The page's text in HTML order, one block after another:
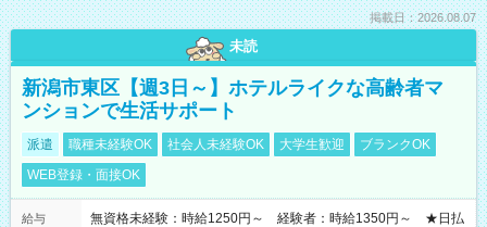
掲載日：2026.08.07
未読
新潟市東区【週3日～】ホテルライクな高齢者マ
ンションで生活サポート
派遣 職種未経験OK 社会人未経験OK 大学生歓迎
ブランクOK
WEB登録・面接OK
給与
無資格未経験：時給1250円～ 経験者：時給1350円～ ★日払